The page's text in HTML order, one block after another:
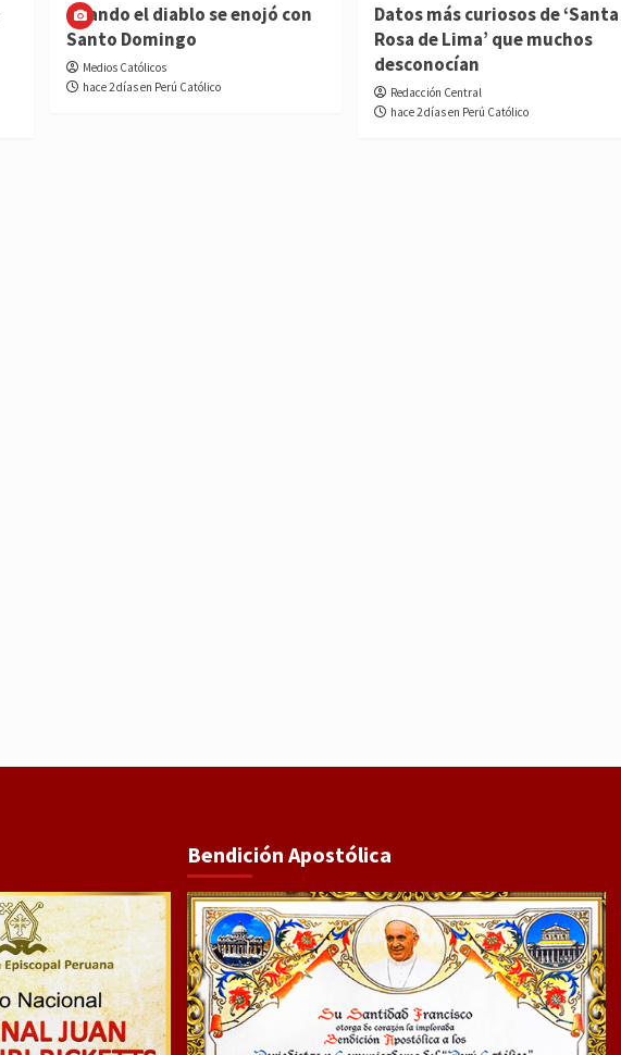
Cuando el diablo se enojó con
Santo Domingo
Medios Católicos
hace 2 días en Perú Católico
Datos más curiosos de ‘Santa
Rosa de Lima’ que muchos
desconocían
Redacción Central
hace 2 días en Perú Católico
Bendición Apostólica